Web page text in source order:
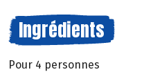
Ingrédients
Pour 4 personnes